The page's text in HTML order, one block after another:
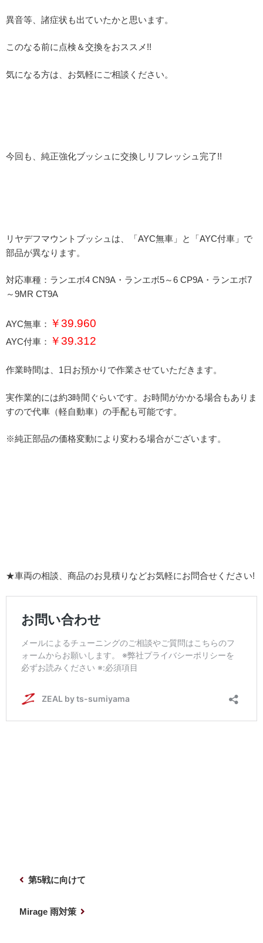
異音等、諸症状も出ていたかと思います。
このなる前に点検＆交換をおススメ!!
気になる方は、お気軽にご相談ください。
今回も、純正強化ブッシュに交換しリフレッシュ完了!!
リヤデフマウントブッシュは、「AYC無車」と「AYC付車」で
部品が異なります。
対応車種：ランエボ4 CN9A・ランエボ5～6 CP9A・ランエボ7
～9MR CT9A
AYC無車： ￥39.960
AYC付車： ￥39.312
作業時間は、1日お預かりで作業させていただきます。
実作業的には約3時間ぐらいです。お時間がかかる場合もありま
すので代車（軽自動車）の手配も可能です。
※純正部品の価格変動により変わる場合がございます。
★車両の相談、商品のお見積りなどお気軽にお問合せください!
第5戦に向けて
Mirage 雨対策